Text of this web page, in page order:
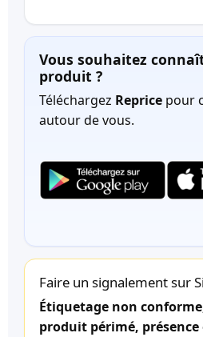
Vous souhaitez
produit ?
Téléchargez Reprice pour
autour de vous.
Faire un signalement sur
Étiquetage non
produit périmé, présence